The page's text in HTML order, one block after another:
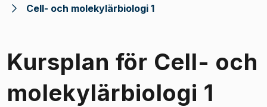
Cell- och molekylärbiologi 1
Kursplan för Cell- och
molekylärbiologi 1